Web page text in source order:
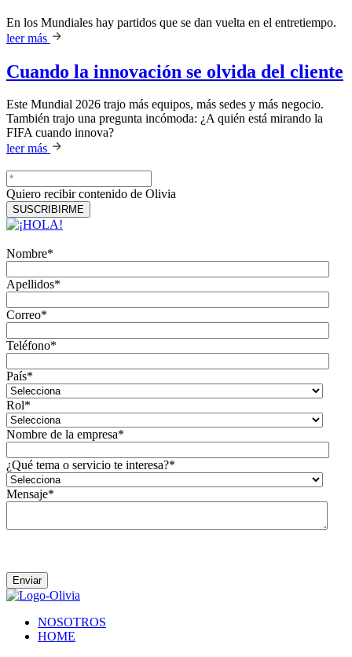
En los Mundiales hay partidos que se dan vuelta en el entretiempo.
leer más
Cuando la innovación se olvida del cliente
Este Mundial 2026 trajo más equipos, más sedes y más negocio.
También trajo una pregunta incómoda: ¿A quién está mirando la
FIFA cuando innova?
leer más
Quiero recibir contenido de Olivia
Nombre*
Apellidos*
Correo*
Teléfono*
País*
Rol*
Nombre de la empresa*
¿Qué tema o servicio te interesa?*
Mensaje*
NOSOTROS
HOME